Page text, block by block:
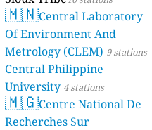
🇲🇳Central Laboratory
Of Environment And
Metrology (CLEM) 9 stations
Central Philippine
University 4 stations
🇲🇬Centre National De
Recherches Sur